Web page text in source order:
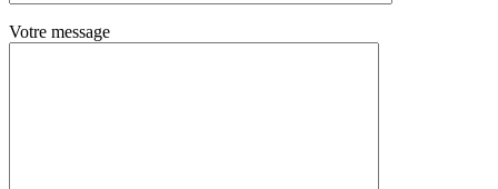
Votre message